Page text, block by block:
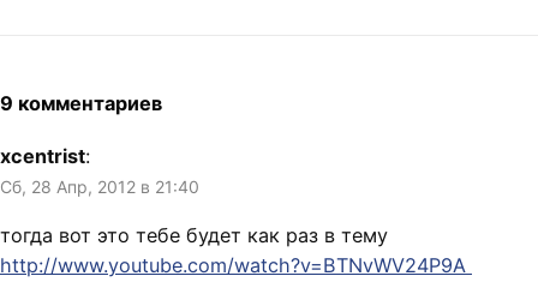
9 комментариев
xcentrist:
Сб, 28 Апр, 2012 в 21:40
тогда вот это тебе будет как раз в тему
http://www.youtube.com/watch?v=BTNvWV24P9A